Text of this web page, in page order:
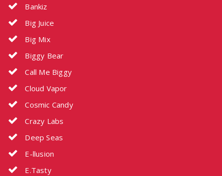
Bankiz
Big Juice
Big Mix
Biggy Bear
Call Me Biggy
Cloud Vapor
Cosmic Candy
Crazy Labs
Deep Seas
E-llusion
E.Tasty